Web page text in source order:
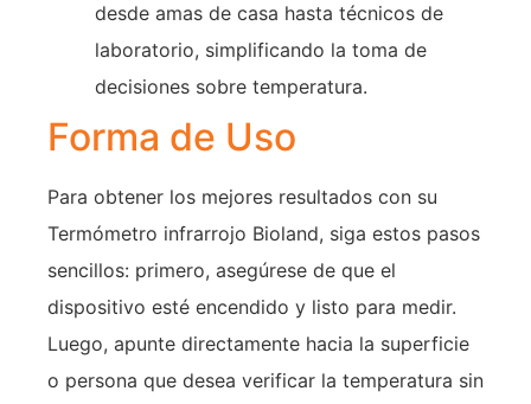
desde amas de casa hasta técnicos de
laboratorio, simplificando la toma de
decisiones sobre temperatura.
Forma de Uso
Para obtener los mejores resultados con su
Termómetro infrarrojo Bioland, siga estos pasos
sencillos: primero, asegúrese de que el
dispositivo esté encendido y listo para medir.
Luego, apunte directamente hacia la superficie
o persona que desea verificar la temperatura sin